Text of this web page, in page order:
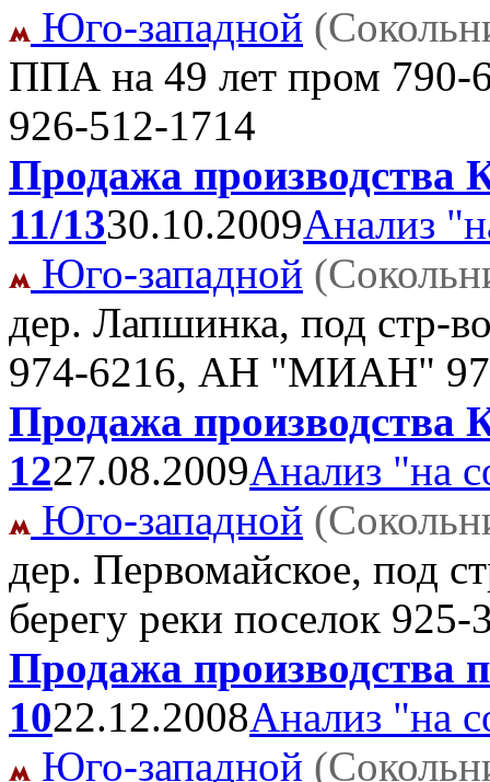
Юго-западной
ППА на 49 лет пром
926-512-1714
Продажа
11/1330.10.2009Анализ
Юго-западной
дер. Лапшинка, под стр-
974-6216, АН "МИАН"
Продажа
1227.08.2009Анализ "на
Юго-западной
дер. Первомайское, под
берегу реки поселок 925-
Продажа производства
1022.12.2008Анализ "на
Юго-западной